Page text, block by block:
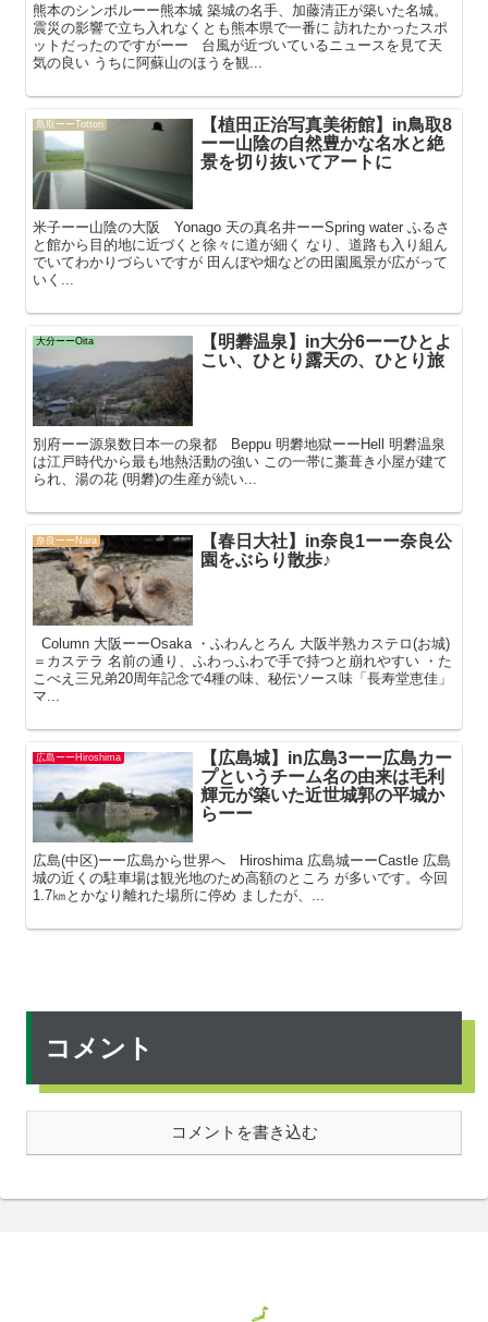
熊本のシンボルーー熊本城 築城の名手、加藤清正が築いた名城。
震災の影響で立ち入れなくとも熊本県で一番に 訪れたかったスポ
ットだったのですがーー 台風が近づいているニュースを見て天
気の良い うちに阿蘇山のほうを観...
鳥取ーーTottori
【植田正治写真美術館】in鳥取8
ーー山陰の自然豊かな名水と絶
景を切り抜いてアートに
米子ーー山陰の大阪 Yonago 天の真名井ーーSpring water ふるさ
と館から目的地に近づくと徐々に道が細く なり、道路も入り組ん
でいてわかりづらいですが 田んぼや畑などの田園風景が広がって
いく...
大分ーーOita
【明礬温泉】in大分6ーーひとよ
こい、ひとり露天の、ひとり旅
別府ーー源泉数日本一の泉都 Beppu 明礬地獄ーーHell 明礬温泉
は江戸時代から最も地熱活動の強い この一帯に藁葺き小屋が建て
られ、湯の花 (明礬)の生産が続い...
奈良ーーNara
【春日大社】in奈良1ーー奈良公
園をぶらり散歩♪
Column 大阪ーーOsaka ・ふわんとろん 大阪半熟カステロ(お城)
＝カステラ 名前の通り、ふわっふわで手で持つと崩れやすい ・た
こべえ三兄弟20周年記念で4種の味、秘伝ソース味「長寿堂恵佳」
マ...
広島ーーHiroshima
【広島城】in広島3ーー広島カー
プというチーム名の由来は毛利
輝元が築いた近世城郭の平城か
らーー
広島(中区)ーー広島から世界へ Hiroshima 広島城ーーCastle 広島
城の近くの駐車場は観光地のため高額のところ が多いです。今回
1.7㎞とかなり離れた場所に停め ましたが、...
コメント
コメントを書き込む